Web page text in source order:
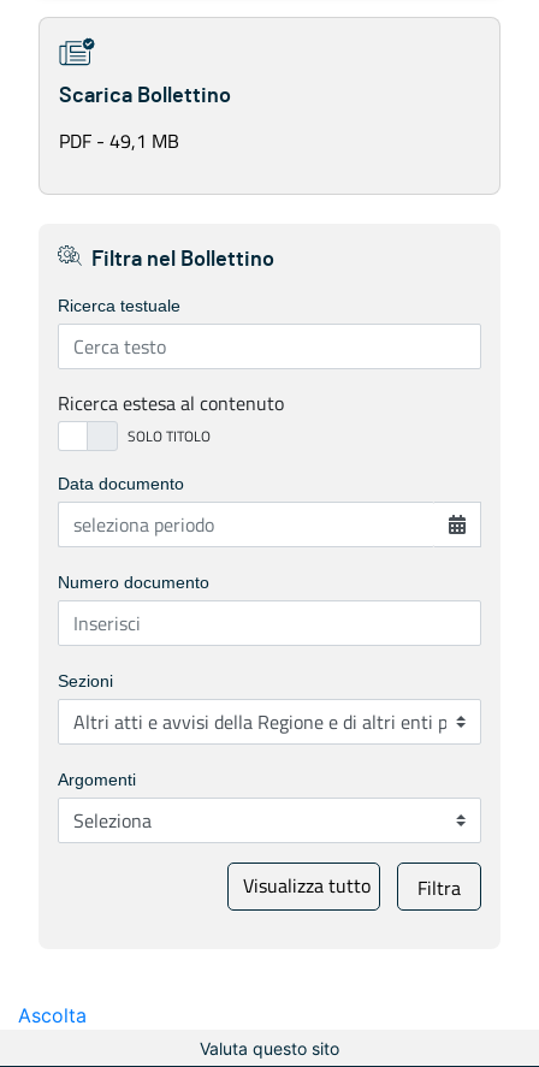
Scarica Bollettino
PDF - 49,1 MB
Filtra nel Bollettino
Ricerca testuale
Ricerca estesa al contenuto
Data documento
Numero documento
Sezioni
Argomenti
Visualizza tutto Filtra
Ascolta
Valuta questo sito